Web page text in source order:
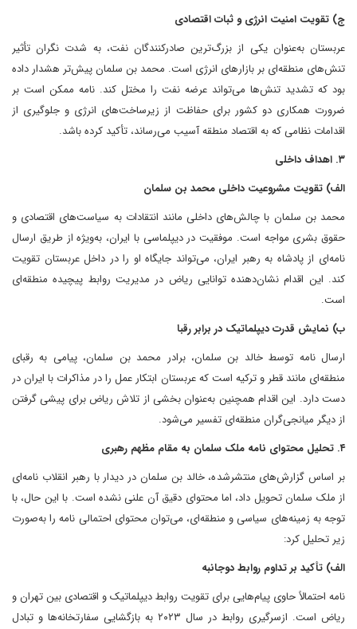
ج) تقویت امنیت انرژی و ثبات اقتصادی
عربستان به‌عنوان یکی از بزرگ‌ترین صادرکنندگان نفت، به شدت نگران تأثیر
تنش‌های منطقه‌ای بر بازارهای انرژی است. محمد بن سلمان پیش‌تر هشدار داده
بود که تشدید تنش‌ها می‌تواند عرضه نفت را مختل کند. نامه ممکن است بر
ضرورت همکاری دو کشور برای حفاظت از زیرساخت‌های انرژی و جلوگیری از
اقدامات نظامی که به اقتصاد منطقه آسیب می‌رساند، تأکید کرده باشد.
۳. اهداف داخلی
الف) تقویت مشروعیت داخلی محمد بن سلمان
محمد بن سلمان با چالش‌های داخلی مانند انتقادات به سیاست‌های اقتصادی و
حقوق بشری مواجه است. موفقیت در دیپلماسی با ایران، به‌ویژه از طریق ارسال
نامه‌ای از پادشاه به رهبر ایران، می‌تواند جایگاه او را در داخل عربستان تقویت
کند. این اقدام نشان‌دهنده توانایی ریاض در مدیریت روابط پیچیده منطقه‌ای
است.
ب) نمایش قدرت دیپلماتیک در برابر رقبا
ارسال نامه توسط خالد بن سلمان، برادر محمد بن سلمان، پیامی به رقبای
منطقه‌ای مانند قطر و ترکیه است که عربستان ابتکار عمل را در مذاکرات با ایران در
دست دارد. این اقدام همچنین به‌عنوان بخشی از تلاش ریاض برای پیشی گرفتن
از دیگر میانجی‌گران منطقه‌ای تفسیر می‌شود.
۴. تحلیل محتوای نامه ملک سلمان به مقام مظهم رهبری
بر اساس گزارش‌های منتشرشده، خالد بن سلمان در دیدار با رهبر انقلاب نامه‌ای
از ملک سلمان تحویل داد، اما محتوای دقیق آن علنی نشده است. با این حال، با
توجه به زمینه‌های سیاسی و منطقه‌ای، می‌توان محتوای احتمالی نامه را به‌صورت
زیر تحلیل کرد:
الف) تأکید بر تداوم روابط دوجانبه
نامه احتمالاً حاوی پیام‌هایی برای تقویت روابط دیپلماتیک و اقتصادی بین تهران و
ریاض است. ازسرگیری روابط در سال ۲۰۲۳ به بازگشایی سفارتخانه‌ها و تبادل